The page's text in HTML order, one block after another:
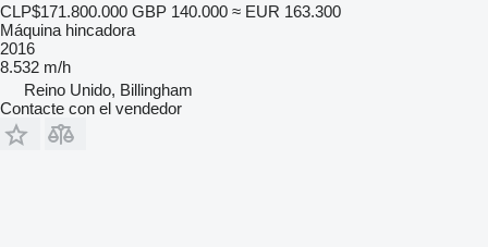
CLP$171.800.000 GBP 140.000 ≈ EUR 163.300
Máquina hincadora
2016
8.532 m/h
Reino Unido, Billingham
Contacte con el vendedor